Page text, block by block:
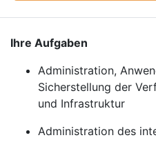
Ihre Aufgaben
Administration,
Sicherstellung der
und Infrastruktur
Administration des